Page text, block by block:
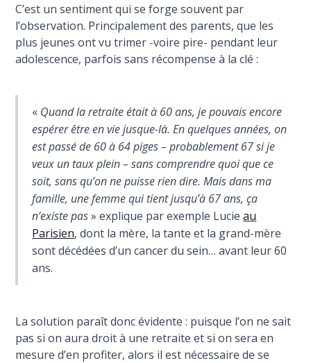
C’est un sentiment qui se forge souvent par
l’observation. Principalement des parents, que les
plus jeunes ont vu trimer -voire pire- pendant leur
adolescence, parfois sans récompense à la clé :
« Quand la retraite était à 60 ans, je pouvais encore
espérer être en vie jusque-là. En quelques années, on
est passé de 60 à 64 piges – probablement 67 si je
veux un taux plein – sans comprendre quoi que ce
soit, sans qu’on ne puisse rien dire. Mais dans ma
famille, une femme qui tient jusqu’à 67 ans, ça
n’existe pas» explique par exemple Lucieau
Parisien, dont la mère, la tante et la grand-mère
sont décédées d’un cancer du sein… avant leur 60
ans.
La solution paraît donc évidente : puisque l’on ne sait
pas si on aura droit à une retraite et si on sera en
mesure d’en profiter, alors il est nécessaire de se